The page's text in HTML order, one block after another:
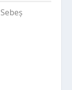
Sebeș